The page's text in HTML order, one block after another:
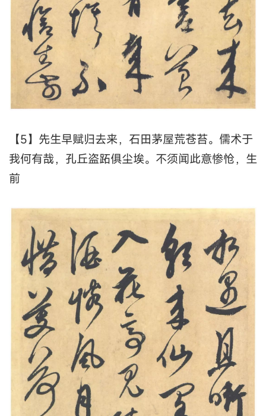
【5】先生早赋归去来，石田茅屋荒苍苔。儒术于
我何有哉，孔丘盗跖俱尘埃。不须闻此意惨怆，生
前